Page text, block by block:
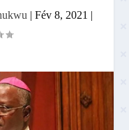
| Fév 8, 2021 |